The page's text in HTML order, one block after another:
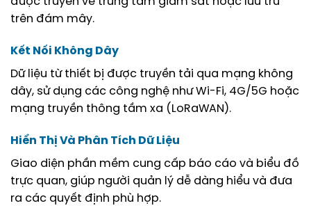
trên đám mây.
Kết Nối Không Dây
Dữ liệu từ thiết bị được truyền tải qua mạng không
dây, sử dụng các công nghệ như Wi-Fi, 4G/5G hoặc
mạng truyền thông tầm xa (LoRaWAN).
Hiển Thị Và Phân Tích Dữ Liệu
Giao diện phần mềm cung cấp báo cáo và biểu đồ
trực quan, giúp người quản lý dễ dàng hiểu và đưa
ra các quyết định phù hợp.